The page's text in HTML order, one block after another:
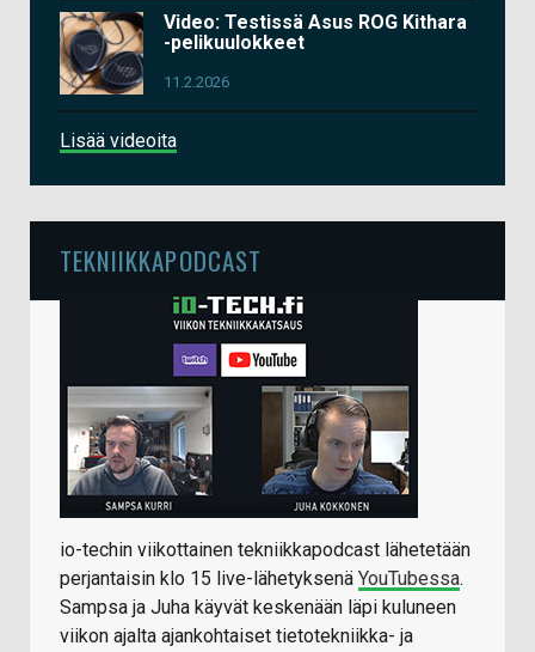
Video: Testissä Asus ROG Kithara
-pelikuulokkeet
11.2.2026
Lisää videoita
TEKNIIKKAPODCAST
io-techin viikottainen tekniikkapodcast lähetetään
perjantaisin klo 15 live-lähetyksenä YouTubessa.
Sampsa ja Juha käyvät keskenään läpi kuluneen
viikon ajalta ajankohtaiset tietotekniikka- ja